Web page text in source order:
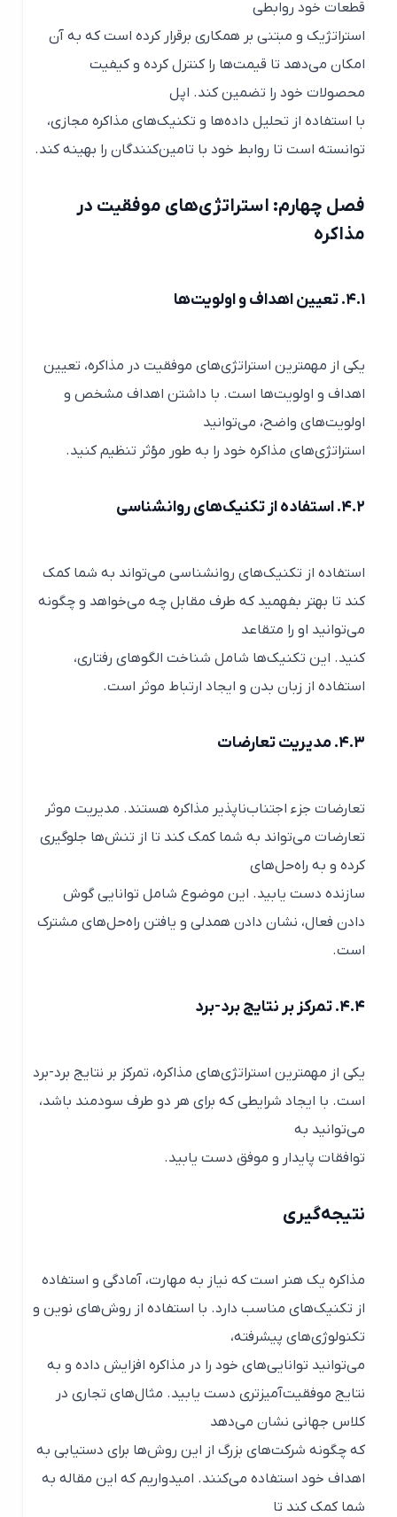
قطعات خود روابطی
استراتژیک و مبتنی بر همکاری برقرار کرده است که به آن
امکان می‌دهد تا قیمت‌ها را کنترل کرده و کیفیت
محصولات خود را تضمین کند. اپل
با استفاده از تحلیل داده‌ها و تکنیک‌های مذاکره مجازی،
توانسته است تا روابط خود با تامین‌کنندگان را بهینه کند.
فصل چهارم: استراتژی‌های موفقیت در
مذاکره
یکی از مهمترین استراتژی‌های موفقیت در مذاکره، تعیین
اهداف و اولویت‌ها است. با داشتن اهداف مشخص و
اولویت‌های واضح، می‌توانید
استراتژی‌های مذاکره خود را به طور مؤثر تنظیم کنید.
استفاده از تکنیک‌های روانشناسی می‌تواند به شما کمک
کند تا بهتر بفهمید که طرف مقابل چه می‌خواهد و چگونه
می‌توانید او را متقاعد
کنید. این تکنیک‌ها شامل شناخت الگوهای رفتاری،
استفاده از زبان بدن و ایجاد ارتباط موثر است.
تعارضات جزء اجتناب‌ناپذیر مذاکره هستند. مدیریت موثر
تعارضات می‌تواند به شما کمک کند تا از تنش‌ها جلوگیری
کرده و به راه‌حل‌های
سازنده دست یابید. این موضوع شامل توانایی گوش
دادن فعال، نشان دادن همدلی و یافتن راه‌حل‌های مشترک
است.
یکی از مهمترین استراتژی‌های مذاکره، تمرکز بر نتایج برد-برد
است. با ایجاد شرایطی که برای هر دو طرف سودمند باشد،
می‌توانید به
توافقات پایدار و موفق دست یابید.
نتیجه‌گیری
مذاکره یک هنر است که نیاز به مهارت، آمادگی و استفاده
از تکنیک‌های مناسب دارد. با استفاده از روش‌های نوین و
تکنولوژی‌های پیشرفته،
می‌توانید توانایی‌های خود را در مذاکره افزایش داده و به
نتایج موفقیت‌آمیزتری دست یابید. مثال‌های تجاری در
کلاس جهانی نشان می‌دهد
که چگونه شرکت‌های بزرگ از این روش‌ها برای دستیابی به
اهداف خود استفاده می‌کنند. امیدواریم که این مقاله به
شما کمک کند تا